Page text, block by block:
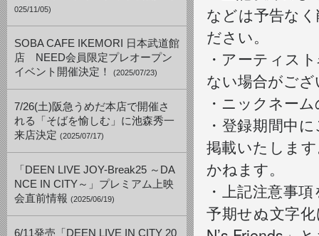
025/11/05)
SOBA CAFE IKEMORI 日本武道館
店 NEED会員限定プレオープン
イベント開催決定！
(2025/07/23)
7/26(土)阪急うめだ本店で開催さ
れる「そばを愉しむ」に池森秀一
来店決定 (2025/07/17)
「DEEN LIVE JOY-Break25 ～DA
NCE IN CITY～」プレミアム上映
会直前情報 (2025/06/19)
6/11発売「DEEN LIVE IN CITY 20
などは予告な
ださい。
・アーティス
ない場合がご
・ニックネー
・登録期間中
掲載いたしま
かねます。
・上記注意事
予期せぬ文字